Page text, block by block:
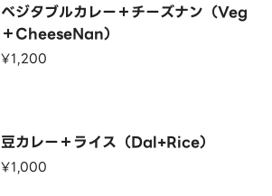
ベジタブルカレー＋チーズナン（Veg
＋CheeseNan）
¥1,200
豆カレー＋ライス（Dal+Rice）
¥1,000